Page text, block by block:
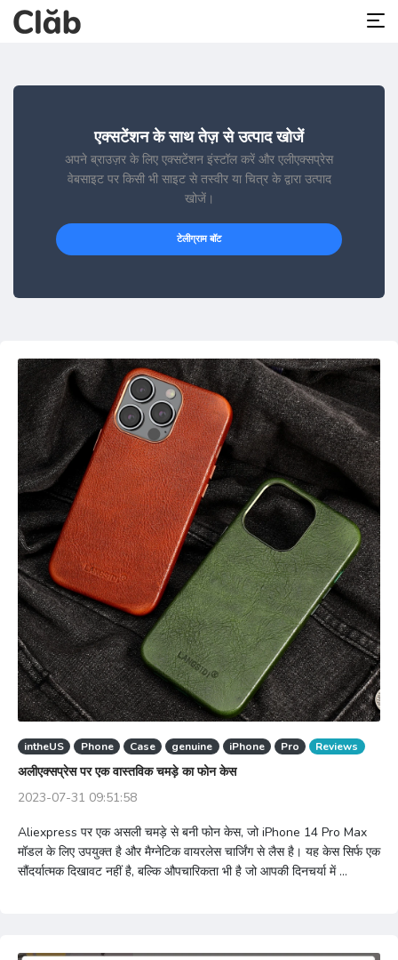
एक्सटेंशन के साथ तेज़ से उत्पाद खोजें
अपने ब्राउज़र के लिए एक्सटेंशन इंस्टॉल करें और एलीएक्सप्रेस
वेबसाइट पर किसी भी साइट से तस्वीर या चित्र के द्वारा उत्पाद
खोजें।
टेलीग्राम बॉट
intheUS Phone Case genuine iPhone Pro Reviews
अलीएक्सप्रेस पर एक वास्तविक चमड़े का फोन केस
2023-07-31 09:51:58
Aliexpress पर एक असली चमड़े से बनी फोन केस, जो iPhone 14 Pro Max
मॉडल के लिए उपयुक्त है और मैग्नेटिक वायरलेस चार्जिंग से लैस है। यह केस सिर्फ एक
सौंदर्यात्मक दिखावट नहीं है, बल्कि औपचारिकता भी है जो आपकी दिनचर्या में ...